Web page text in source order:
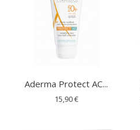
Aderma Protect AC...
15,90 €